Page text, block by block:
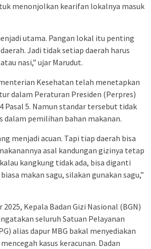
menonjolkan kearifan lokalnya masuk
utama. Pangan lokal itu penting
Jadi tidak setiap daerah harus
nasi,” ujar Marudut.
Kesehatan telah menetapkan
dalam Peraturan Presiden (Perpres)
Pasal 5. Namun standar tersebut tidak
pemilihan bahan makanan.
menjadi acuan. Tapi tiap daerah bisa
asal kandungan gizinya tetap
kangkung tidak ada, bisa diganti
makan sagu, silakan gunakan sagu,”
2025, Kepala Badan Gizi Nasional (BGN)
seluruh Satuan Pelayanan
alias dapur MBG bakal menyediakan
kasus keracunan. Dadan